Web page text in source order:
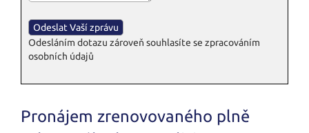
Odesláním dotazu zároveň souhlasíte se zpracováním
osobních údajů
Pronájem zrenovovaného plně